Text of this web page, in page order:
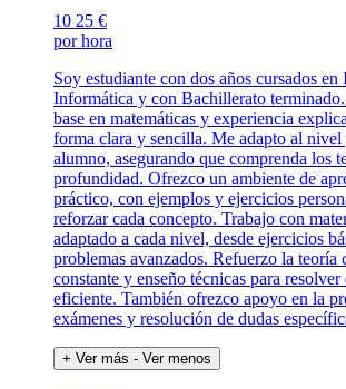
10 25 €
por hora
Soy estudiante con dos años cursados en
Informática y con Bachillerato
base en matemáticas y experiencia
forma clara y sencilla. Me adapto al nivel
alumno, asegurando que comprenda los
profundidad. Ofrezco un ambiente de
práctico, con ejemplos y ejercicios
reforzar cada concepto. Trabajo con
adaptado a cada nivel, desde ejercicios
problemas avanzados. Refuerzo la teoría
constante y enseño técnicas para
eficiente. También ofrezco apoyo en la
exámenes y resolución de dudas
+ Ver más - Ver menos